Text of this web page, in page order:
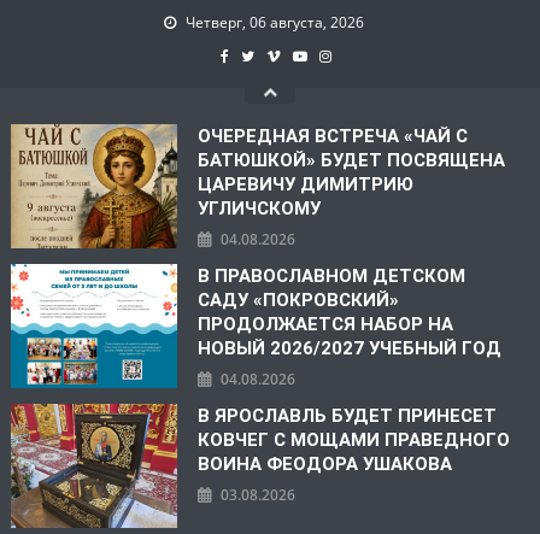
Четверг, 06 августа, 2026
ОЧЕРЕДНАЯ ВСТРЕЧА «ЧАЙ С
БАТЮШКОЙ» БУДЕТ ПОСВЯЩЕНА
ЦАРЕВИЧУ ДИМИТРИЮ
УГЛИЧСКОМУ
04.08.2026
В ПРАВОСЛАВНОМ ДЕТСКОМ
САДУ «ПОКРОВСКИЙ»
ПРОДОЛЖАЕТСЯ НАБОР НА
НОВЫЙ 2026/2027 УЧЕБНЫЙ ГОД
04.08.2026
В ЯРОСЛАВЛЬ БУДЕТ ПРИНЕСЕТ
КОВЧЕГ С МОЩАМИ ПРАВЕДНОГО
ВОИНА ФЕОДОРА УШАКОВА
03.08.2026